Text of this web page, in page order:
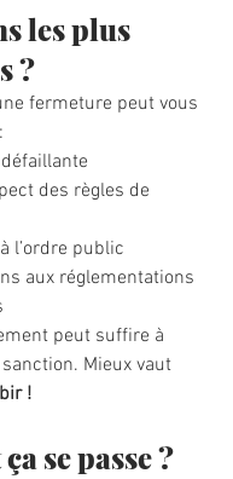
les plus
?
fermeture peut vous
des règles de
l’ordre public
aux réglementations
peut suffire à
Mieux vaut
!
se passe ?